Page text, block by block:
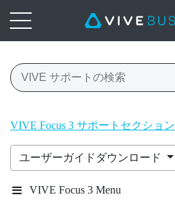
VIVE Focus 3 サポートセクション
ユーザーガイドダウンロード
VIVE Focus 3 Menu